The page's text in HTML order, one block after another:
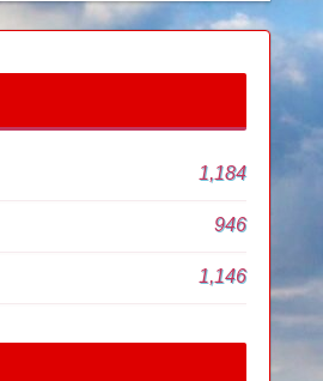
1,184
946
1,146